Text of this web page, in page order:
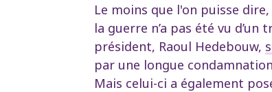
Le moins que l'on puisse
la guerre n’a pas été vu
président, Raoul Hedebouw,
par une longue
Mais celui-ci a également